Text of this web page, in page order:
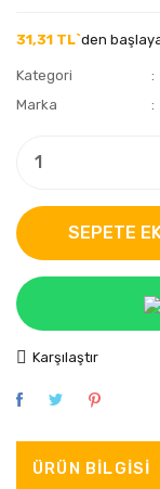
31,31 TL`den
Kategori
Marka
SEPETE
Karşılaştır
ÜRÜN BILGISI